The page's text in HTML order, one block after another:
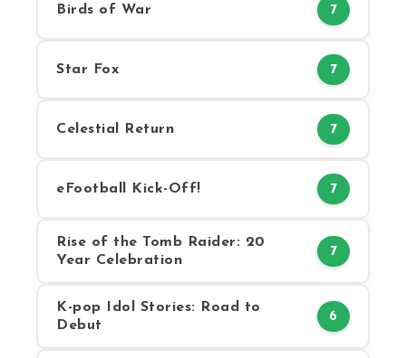
Birds of War 7
Star Fox 7
Celestial Return 7
eFootball Kick-Off! 7
Rise of the Tomb Raider: 20
Year Celebration
7
K-pop Idol Stories: Road to
Debut
6